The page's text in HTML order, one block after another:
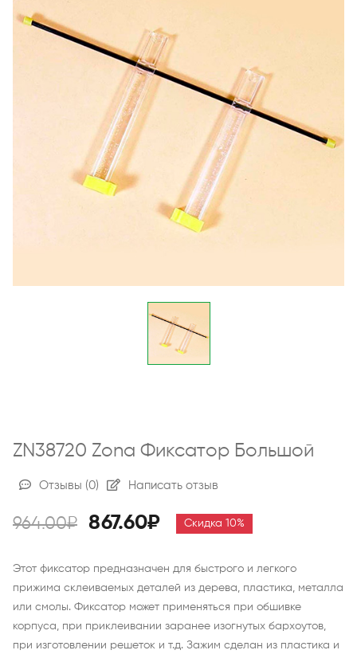
ZN38720 Zona Фиксатор Большой
Отзывы (0) Написать отзыв
964.00₽ 867.60₽ Скидка 10%
Этот фиксатор предназначен для быстрого и легкого
прижима склеиваемых деталей из дерева, пластика, металла
или смолы. Фиксатор может применяться при обшивке
корпуса, при приклеивании заранее изогнутых бархоутов,
при изготовлении решеток и т.д. Зажим сделан из пластика и